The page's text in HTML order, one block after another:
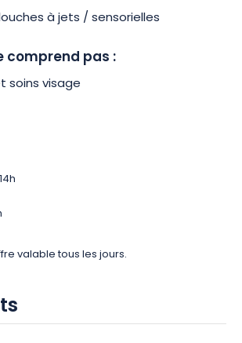
à jets / sensorielles
comprend pas :
soins visage
valable tous les jours.